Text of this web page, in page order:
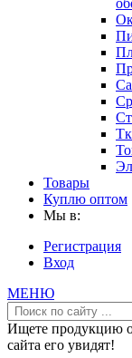
Товары
Куплю оптом
Мы в:
Регистрация
Вход
МЕНЮ
Ищете продукцию
сайта его увидят!